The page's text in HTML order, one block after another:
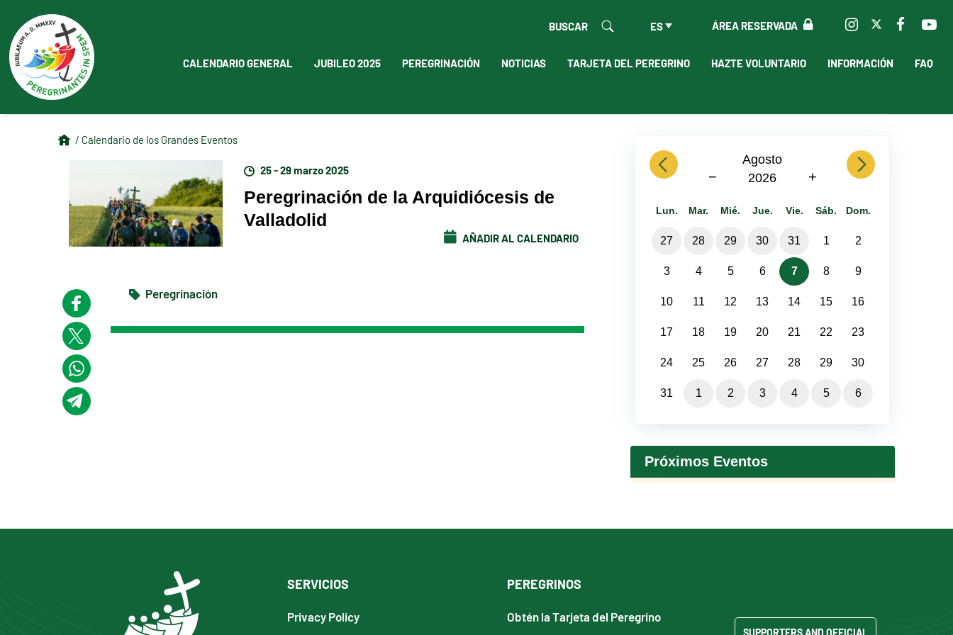
ÁREA RESERVADA
ES
BUSCAR
CALENDARIO GENERAL JUBILEO 2025 PEREGRINACIÓN NOTICIAS TARJETA DEL PEREGRINO HAZTE VOLUNTARIO INFORMACIÓN FAQ
/ Calendario de los Grandes Eventos
25 - 29 marzo 2025
Peregrinación de la Arquidiócesis de
Valladolid
AÑADIR AL CALENDARIO
Peregrinación
previous
Agosto
2026
− +
next
Lun. Mar. Mié. Jue. Vie. Sáb. Dom.
27 28 29 30 31 1 2
3 4 5 6 7 8 9
10 11 12 13 14 15 16
17 18 19 20 21 22 23
24 25 26 27 28 29 30
31 1 2 3 4 5 6
Próximos Eventos
SERVICIOS
Privacy Policy
PEREGRINOS
Obtén la Tarjeta del Peregrino
SUPPORTERS AND OFFICIAL